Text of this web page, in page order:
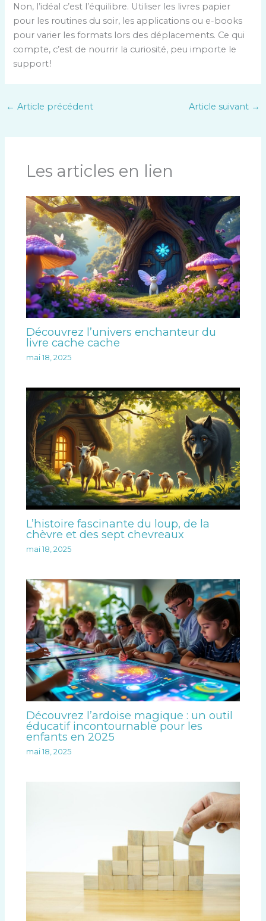
Non, l’idéal c’est l’équilibre. Utiliser les livres papier
pour les routines du soir, les applications ou e-books
pour varier les formats lors des déplacements. Ce qui
compte, c’est de nourrir la curiosité, peu importe le
support !
← Article précédent Article suivant →
Les articles en lien
Découvrez l’univers enchanteur du
livre cache cache
mai 18, 2025
L’histoire fascinante du loup, de la
chèvre et des sept chevreaux
mai 18, 2025
Découvrez l’ardoise magique : un outil
éducatif incontournable pour les
enfants en 2025
mai 18, 2025